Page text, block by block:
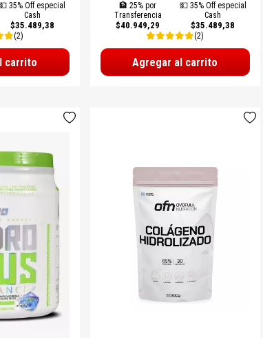
35% Off especial
Cash
$35.489,38
(2)
carrito
🏦 25% por
Transferencia
$40.949,29
💵 35% Off especial
Cash
$35.489,38
(2)
Agregar al carrito